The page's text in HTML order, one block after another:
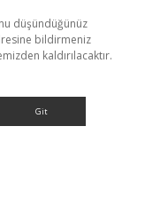
düşündüğünüz
bildirmeniz
kaldırılacaktır.